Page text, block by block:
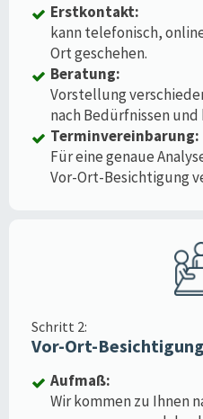
Erstkontakt:
kann telefonisch,
Ort geschehen.
Beratung:
Vorstellung
nach Bedürfnissen
Terminvereinbarung:
Für eine genaue
Vor-Ort-Besichtigung
Schritt 2:
Vor-Ort-Besichtigung
Aufmaß:
Wir kommen zu Ihnen